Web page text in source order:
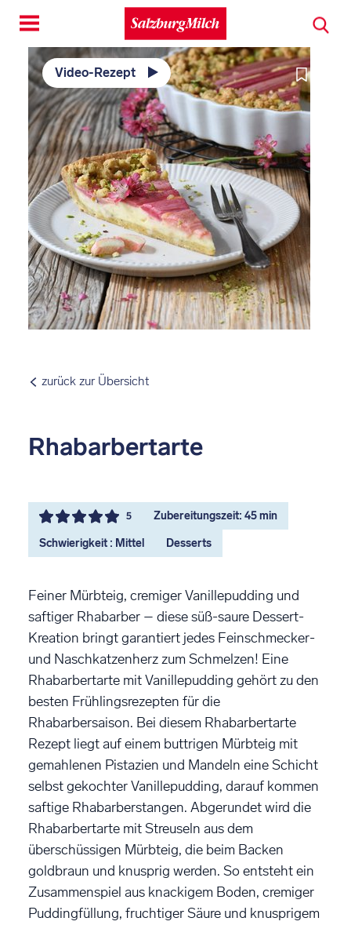
Toggle
navigation
Video-Rezept
zurück zur Übersicht
Rhabarbertarte
5 Zubereitungszeit: 45 min
Schwierigkeit : Mittel Desserts
Feiner Mürbteig, cremiger Vanillepudding und
saftiger Rhabarber – diese süß-saure Dessert-
Kreation bringt garantiert jedes Feinschmecker-
und Naschkatzenherz zum Schmelzen! Eine
Rhabarbertarte mit Vanillepudding gehört zu den
besten Frühlingsrezepten für die
Rhabarbersaison. Bei diesem Rhabarbertarte
Rezept liegt auf einem buttrigen Mürbteig mit
gemahlenen Pistazien und Mandeln eine Schicht
selbst gekochter Vanillepudding, darauf kommen
saftige Rhabarberstangen. Abgerundet wird die
Rhabarbertarte mit Streuseln aus dem
überschüssigen Mürbteig, die beim Backen
goldbraun und knusprig werden. So entsteht ein
Zusammenspiel aus knackigem Boden, cremiger
Puddingfüllung, fruchtiger Säure und knusprigem